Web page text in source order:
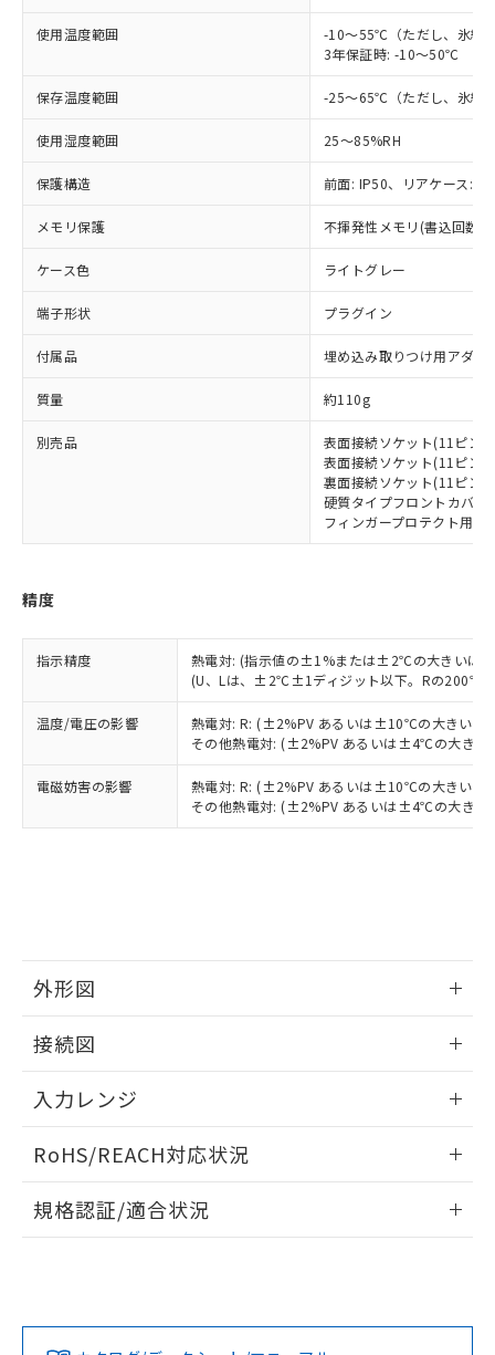
使用温度範囲
-10～55℃（ただし、氷結
3年保証時: -10～50℃
保存温度範囲 -25～65℃（ただし、氷結
使用湿度範囲 25～85%RH
保護構造 前面: IP50、リアケース:
メモリ保護 不揮発性メモリ(書込回数:
ケース色 ライトグレー
端子形状 プラグイン
付属品 埋め込み取りつけ用アダプ
質量 約110g
別売品
表面接続ソケット(11ピン
表面接続ソケット(11ピン
裏面接続ソケット(11ピン
硬質タイプフロントカバー
フィンガープロテクト用端
精度
指示精度
熱電対: (指示値の±1%または±2℃の大きいほ
(U、Lは、±2℃±1ディジット以下。Rの200℃
温度/電圧の影響
熱電対: R: (±2%PV あるいは±10℃の大きい方
その他熱電対: (±2%PV あるいは±4℃の大きい
電磁妨害の影響
熱電対: R: (±2%PV あるいは±10℃の大きい方
その他熱電対: (±2%PV あるいは±4℃の大きい
外形図
接続図
入力レンジ
RoHS/REACH対応状況
EU RoHS 注意事項・凡例
規格認証/適合状況
タに基づき作成されるものであり、閲
覧された時点での実際の在庫および標
準価格とは異なる場合があることをご
正式な納期状況および標準価格はお客
様のお取引先、またはお客様担当のオ
ムロン制御機器販売店・当社販売員に
オムロン制御機器販売店や当社販売拠
」をご確認
在庫状況および標準価格結果を当社の
事前の承諾なく第三者に漏洩または開
示しないようお願いします。
ビス）をご利用いただくには、I-Web
メンバーズにご登録されている必要が
お客様が当ウェブサイト上で当社にご
登録された部品リストについて、当社
および当社の共同利用者が、当社の製
品・サービスに関するお客様との取
引・商談に必要な範囲で利用すること
指します。
ミウム(Cd) 100ppm以下、
六価クロム(Cr(Ⅵ)) 1000ppm以下、ポリ臭化ビフェニル
類(PBB) 1000ppm以下、ポリ臭化ジフェニルエーテル類
(PBDE) 1000ppm以下、フタル酸ビス(2-エチルヘキシ
ル) (DEHP)(別名：DOP) 1000ppm以下、フタル酸ブチ
ルベンジル（BBP） 1000ppm以下、フタル酸ジブチル
（DBP） 1000ppm以下、フタル酸ジイソブチル
適用除外項目は除く。
フタル酸エステル類の４物質については閾値を超える意
図的な使用がないことを確認しています。
部品在庫の切り替え状況などにより、予定
※3 非含有証明書ダウンロード
下記の非含有証明書をダウンロードするこ
るもので、過去に遡って非含有を証明する
ものではありません。
また、RoHS指令のフタル酸エステル類４
物質の対応では、対応完了までの期間は出
荷製品に未対応品が混在することから備考
欄に対応日を記載しておりました。
既に当社にて対応品への在庫切替を完了
していることから、特段のことがない限
り、2022年1月12日より割愛しておりま
*中国RoHS10物質の基準値 (GB/T26572)：
Pb(鉛) :1000ppm、 Hg(水銀) : 1000ppm、 Cd(カドミウ
Cr(Ⅵ)(六価クロム) : 1000ppm、 PBBs(ポリ臭化ビフェ
ニル類) : 1000ppm、 PBDEs(ポリ臭化ジフェニルエーテ
ル類) : 1000ppm、
イソブチル) : 1000ppm、 BBP(フタル酸ブチルベンジ
DEHP(フタル酸ビス(2-エチルヘキシル)) : 1000ppm
※2 環境保護使用期限
「ｅ」：有害物質（10物質）のすべてが基
準値以下であることを示します。
「10」：通常の使用状況下において有害物
質が外部に漏えいし、環境に深刻な影響を
及ぼさない年数を意味します。
「－」：未確認です。当社販売部門へお問
または国外への提供する場合は、日本
国政府の輸出許可(または役務取引許
可)を取得するなどの必要な手続きを
当社は規制貨物を破棄する場合は、完
いよう必要な手段を講じます。
当社は貴社製品を、核兵器、ミサイ
ル、化学兵器、生物兵器またはその他
武器並びにこれらの製造装置等に一切
当社は、貴社製品を第三者に販売する
場合は、上記1、2および3の内容を当
該第三者に通知します。また当社は、
販売先および販売に係わる関係者が違
法に輸出するおそれがある場合は、取
キャンセル
号
○
△ 一定数には満たないが在庫あり
在庫なし(最新の在庫状況につ
いては、お客様のお取引先、ま
たはお客様担当のオムロン制御
機器販売店・当社販売員にご確
受注生産機種、また在庫状況の
情報を公開していない機種